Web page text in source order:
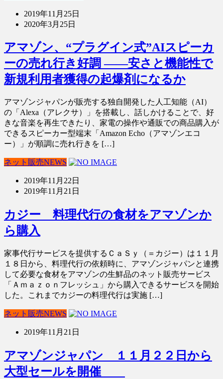
2019年11月25日
2020年3月25日
アマゾン、“プラグイン式”AIスピーカ
ーの売れ行き好調 ――安さと機能性で
新規利用者獲得の起爆剤になるか
アマゾンジャパンが販売する独自開発した人工知能（AI）
の「Alexa（アレクサ）」を搭載し、話しかけることで、好
きな音楽を再生できたり、家電の操作や通販での商品購入が
できるスピーカー型端末「Amazon Echo（アマゾンエコ
ー）」が順調に売れ行きを […]
ネット販売NEWS
2019年11月22日
2019年11月21日
カジー 料理代行の食材をアマゾンか
ら購入
家事代行サービスを提供するＣａＳｙ（＝カジー）は１１月
１８日から、料理代行の依頼時に、アマゾンジャパンと連携
して必要な食材をアマゾンの生鮮品のネット販売サービス
「Ａｍａｚｏｎフレッシュ」から購入できるサービスを開始
した。これまでカジーの料理代行は実施 […]
ネット販売NEWS
2019年11月21日
アマゾンジャパン １１月２２日から
大型セールを開催